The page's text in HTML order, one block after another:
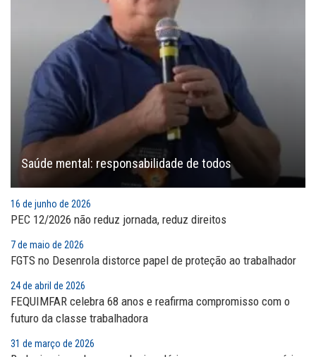
Saúde mental: responsabilidade de todos
16 de junho de 2026
PEC 12/2026 não reduz jornada, reduz direitos
7 de maio de 2026
FGTS no Desenrola distorce papel de proteção ao trabalhador
24 de abril de 2026
FEQUIMFAR celebra 68 anos e reafirma compromisso com o
futuro da classe trabalhadora
31 de março de 2026